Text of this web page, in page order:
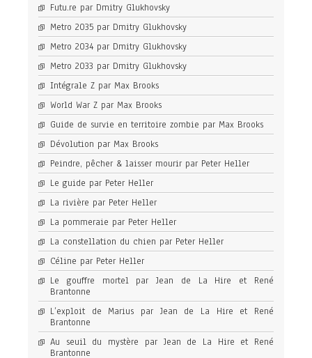
Futu.re par Dmitry Glukhovsky
Metro 2035 par Dmitry Glukhovsky
Metro 2034 par Dmitry Glukhovsky
Metro 2033 par Dmitry Glukhovsky
Intégrale Z par Max Brooks
World War Z par Max Brooks
Guide de survie en territoire zombie par Max Brooks
Dévolution par Max Brooks
Peindre, pêcher & laisser mourir par Peter Heller
Le guide par Peter Heller
La rivière par Peter Heller
La pommeraie par Peter Heller
La constellation du chien par Peter Heller
Céline par Peter Heller
Le gouffre mortel par Jean de La Hire et René
Brantonne
L’exploit de Marius par Jean de La Hire et René
Brantonne
Au seuil du mystère par Jean de La Hire et René
Brantonne